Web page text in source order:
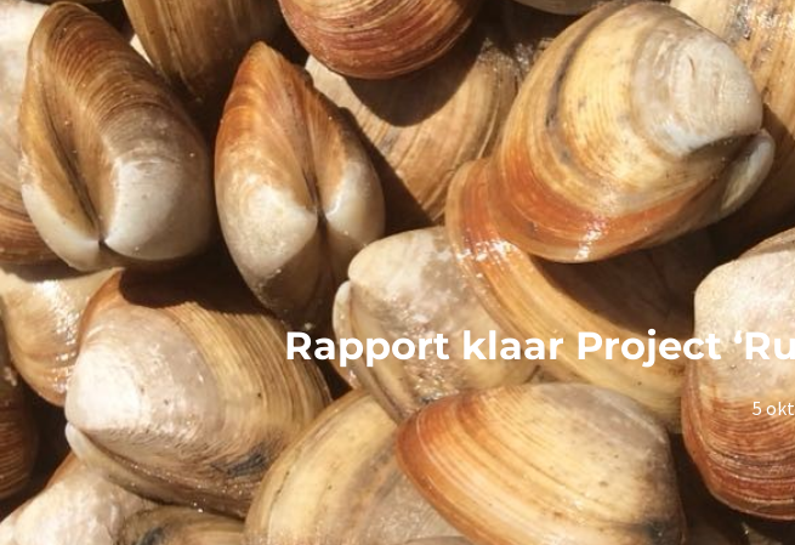
Rapport klaar Project
5